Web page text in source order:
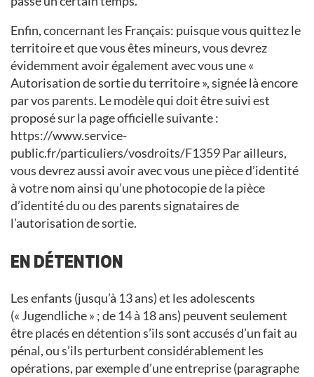
Enfin, concernant les Français: puisque vous quittez le
territoire et que vous êtes mineurs, vous devrez
évidemment avoir également avec vous une «
Autorisation de sortie du territoire », signée là encore
par vos parents. Le modèle qui doit être suivi est
proposé sur la page officielle suivante :
https://www.service-
public.fr/particuliers/vosdroits/F1359 Par ailleurs,
vous devrez aussi avoir avec vous une pièce d’identité
à votre nom ainsi qu’une photocopie de la pièce
d’identité du ou des parents signataires de
l’autorisation de sortie.
EN DÉTENTION
Les enfants (jusqu’à 13 ans) et les adolescents
(« Jugendliche » ; de 14 à 18 ans) peuvent seulement
être placés en détention s’ils sont accusés d’un fait au
pénal, ou s’ils perturbent considérablement les
opérations, par exemple d’une entreprise (paragraphe